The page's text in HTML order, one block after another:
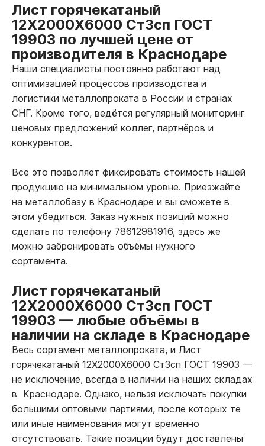
Лист горячекатаный
12Х2000Х6000 Ст3сп ГОСТ
19903 по лучшей цене от
производителя в Краснодаре
Наши специалисты постоянно работают над
оптимизацией процессов производства и
логистики металлопроката в России и странах
СНГ. Кроме того, ведётся регулярный мониторинг
ценовых предложений коллег, партнёров и
конкурентов.
Все это позволяет фиксировать стоимость нашей
продукцию на минимальном уровне. Приезжайте
на металлобазу в Краснодаре и вы сможете в
этом убедиться. Заказ нужных позиций можно
сделать по телефону 78612981916, здесь же
можно забронировать объёмы нужного
сортамента.
Лист горячекатаный
12Х2000Х6000 Ст3сп ГОСТ
19903 — любые объёмы в
наличии на складе в Краснодаре
Весь сортамент металлопроката, и Лист
горячекатаный 12Х2000Х6000 Ст3сп ГОСТ 19903 —
не исключение, всегда в наличии на наших складах
в Краснодаре. Однако, нельзя исключать покупки
большими оптовыми партиями, после которых те
или иные наименования могут временно
отсутствовать. Такие позиции будут доставлены